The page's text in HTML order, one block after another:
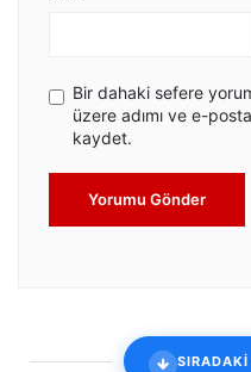
Bir dahaki sefere
üzere adımı ve e-
kaydet.
Yorumu Gönder